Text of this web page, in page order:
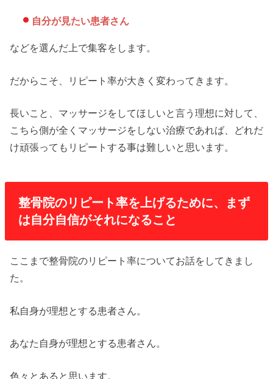
自分が見たい患者さん
などを選んだ上で集客をします。
だからこそ、リピート率が大きく変わってきます。
長いこと、マッサージをしてほしいと言う理想に対して、
こちら側が全くマッサージをしない治療であれば、どれだ
け頑張ってもリピートする事は難しいと思います。
整骨院のリピート率を上げるために、まず
は自分自信がそれになること
ここまで整骨院のリピート率についてお話をしてきまし
た。
私自身が理想とする患者さん。
あなた自身が理想とする患者さん。
色々とあると思います。